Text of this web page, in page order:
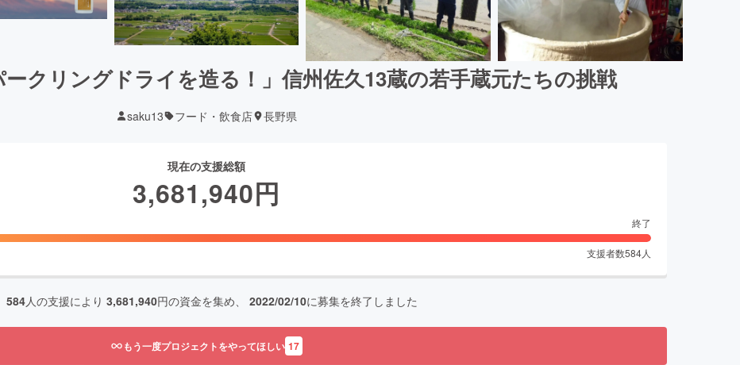
ークリングドライを造る！」信州佐久13蔵の若手蔵元たちの挑戦
saku13 フード・飲食店 長野県
現在の支援総額
3,681,940円
終了
支援者数584人
584人の支援により 3,681,940円の資金を集め、 2022/02/10に募集を終了しました
もう一度プロジェクトをやってほしい 17